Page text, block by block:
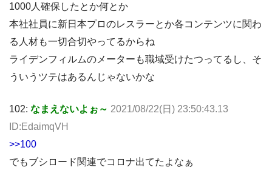
1000人確保したとか何とか
本社社員に新日本プロのレスラーとか各コンテンツに関わ
る人材も一切合切やってるからね
ライデンフィルムのメーターも職域受けたつってるし、そ
ういうツテはあるんじゃないかな
102: なまえないよぉ～ 2021/08/22(日) 23:50:43.13
ID:EdaimqVH
>>100
でもブシロード関連でコロナ出てたよなぁ